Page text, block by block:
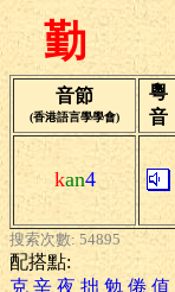
勤
音節
(香港語言學學會)
粵
音
kan4
搜索次數: 54895
配搭點:
克 辛 夜 拙 勉 倦 值